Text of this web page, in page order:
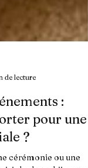
de lecture
:
pour une
?